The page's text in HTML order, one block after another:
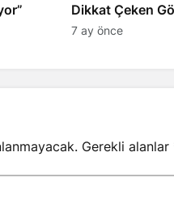
Dikkat Çeken
7 ay önce
Gerekli alanlar